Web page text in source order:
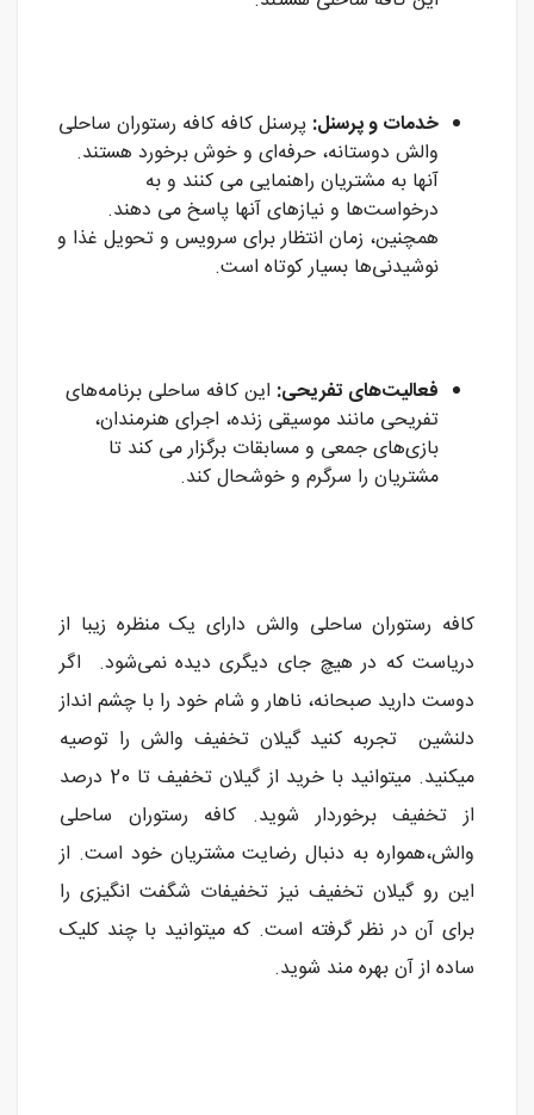
خدمات و پرسنل: پرسنل کافه کافه رستوران ساحلی
والش دوستانه، حرفه‌ای و خوش برخورد هستند.
آنها به مشتریان راهنمایی می کنند و به
درخواست‌ها و نیازهای آنها پاسخ می دهند.
همچنین، زمان انتظار برای سرویس و تحویل غذا و
نوشیدنی‌ها بسیار کوتاه است.
فعالیت‌های تفریحی: این کافه ساحلی برنامه‌های
تفریحی مانند موسیقی زنده، اجرای هنرمندان،
بازی‌های جمعی و مسابقات برگزار می کند تا
مشتریان را سرگرم و خوشحال کند.
کافه رستوران ساحلی والش دارای یک منظره زیبا از
دریاست که در هیچ جای دیگری دیده نمی‌شود. اگر
دوست دارید صبحانه، ناهار و شام خود را با چشم انداز
دلنشین تجربه کنید گیلان تخفیف والش را توصیه
میکنید. میتوانید با خرید از گیلان تخفیف تا 20 درصد
از تخفیف برخوردار شوید. کافه رستوران ساحلی
والش،همواره به دنبال رضایت مشتریان خود است. از
این رو گیلان تخفیف نیز تخفیفات شگفت انگیزی را
برای آن در نظر گرفته است. که میتوانید با چند کلیک
ساده از آن بهره مند شوید.